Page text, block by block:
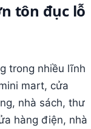
tôn đục lỗ
trong nhiều lĩnh
mart, cửa
nhà sách, thư
hàng điện, nhà